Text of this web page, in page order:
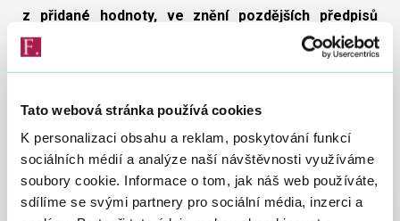
Tato webová stránka používá cookies
K personalizaci obsahu a reklam, poskytování funkcí
sociálních médií a analýze naší návštěvnosti využíváme
soubory cookie. Informace o tom, jak náš web používáte,
sdílíme se svými partnery pro sociální média, inzerci a
z přidané hodnoty, ve znění pozdějších předpisů
(dále jen „zákon o DPH“) obsahuje ustanovení
institut, zejména v kombinaci s § 109 odst. 3 zákona
o DPH, by měl primárně sloužit jako efektivní nástroj
v boji proti únikům v oblasti DPH.